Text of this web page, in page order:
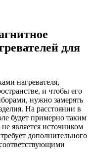
для
нагревателя,
и чтобы его
нужно замерять
На расстоянии в
будет примерно таким
является источником
дополнительного